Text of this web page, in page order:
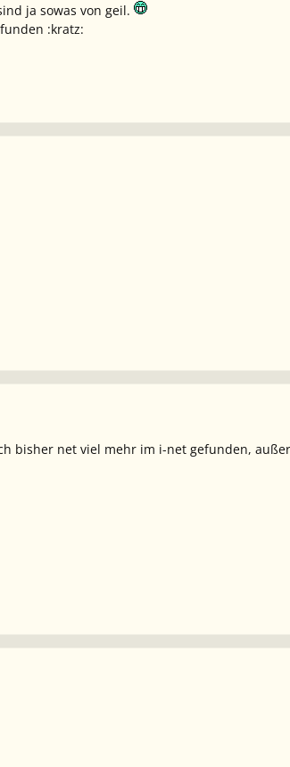
ja sowas von geil.
:kratz:
bisher net viel mehr im i-net gefunden,